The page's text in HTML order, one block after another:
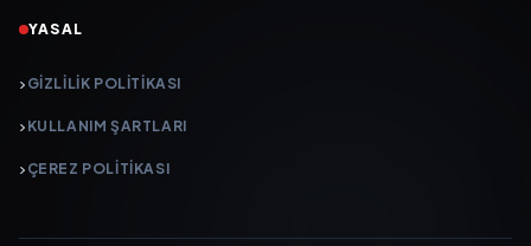
YASAL
GIZLILIK POLITIKASI
KULLANIM ŞARTLARI
ÇEREZ POLITIKASI